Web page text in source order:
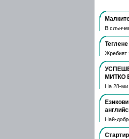
В
Жребият
МИТКО
На 28-ми
Най-